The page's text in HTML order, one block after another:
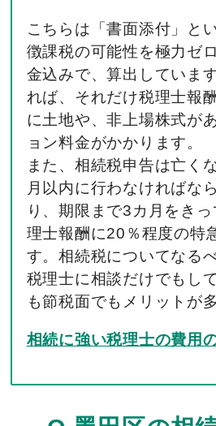
こちらは「書面添付」と
徴課税の可能性を極力ゼ
金込みで、算出していま
れば、それだけ税理士報
に土地や、非上場株式が
ョン料金がかかります。
また、相続税申告は亡く
月以内に行わなければな
り、期限まで3カ月をき
理士報酬に20％程度の特
す。相続税についてなる
税理士に相談だけでもし
も節税面でもメリットが
相続に強い税理士の費用